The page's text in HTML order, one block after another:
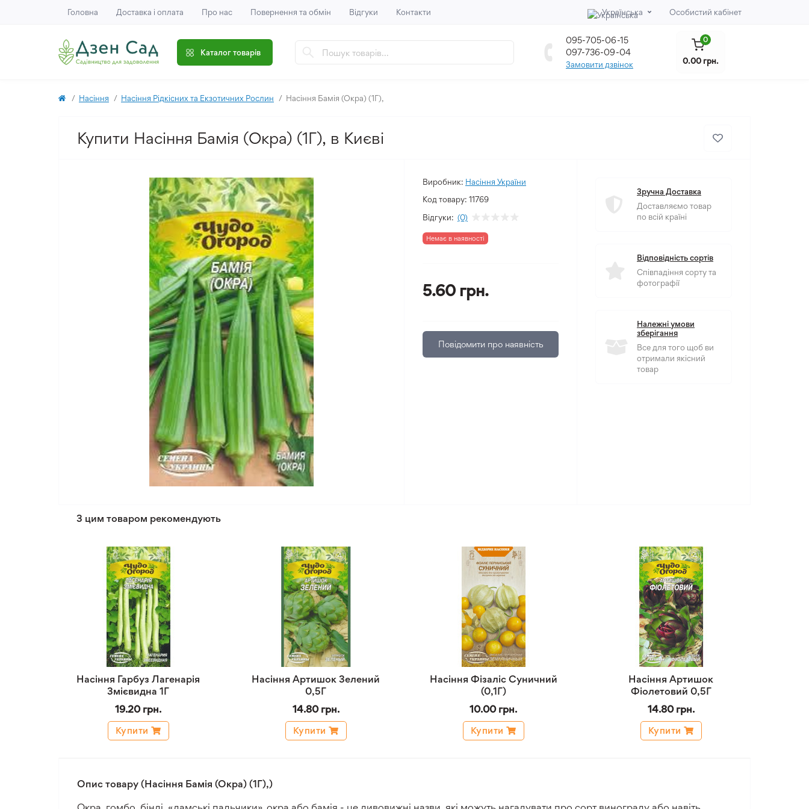
Головна Доставка і оплата Про нас Повернення та обмін Відгуки Контакти Українська Особистий кабінет
Каталог товарів
095-705-06-15
097-736-09-04
Замовити дзвінок
0
0.00 грн.
Насіння Насіння Рідкісних та Екзотичних Рослин Насіння Бамія (Окра) (1Г),
Купити Насіння Бамія (Окра) (1Г), в Києві
Виробник: Насіння України
Код товару: 11769
Відгуки: (0)
Немає в наявності
5.60 грн.
Повідомити про наявність
Зручна Доставка
Доставляємо товар
по всій країні
Відповідність сортів
Співпадіння сорту та
фотографії
Належні умови
зберігання
Все для того щоб ви
отримали якісний
товар
З цим товаром рекомендують
Насіння Гарбуз Лагенарія
Змієвидна 1Г
19.20 грн.
Купити
Насіння Артишок Зелений
0,5Г
14.80 грн.
Купити
Насіння Фізаліс Суничний
(0,1Г)
10.00 грн.
Купити
Насіння Артишок
Фіолетовий 0,5Г
14.80 грн.
Купити
Опис товару (Насіння Бамія (Окра) (1Г),)